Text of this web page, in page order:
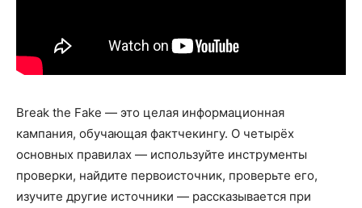
Break the Fake — это целая информационная
кампания, обучающая фактчекингу. О четырёх
основных правилах — используйте инструменты
проверки, найдите первоисточник, проверьте его,
изучите другие источники — рассказывается при